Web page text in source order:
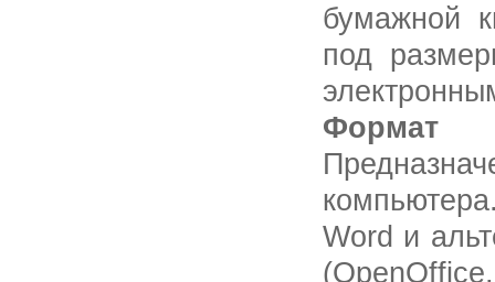
бумажной
под
Формат
Word и